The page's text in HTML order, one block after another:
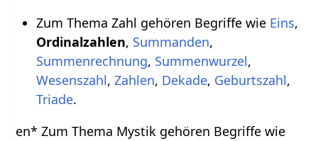
Zum Thema Zahl gehören Begriffe wie Eins,
Ordinalzahlen, Summanden,
Summenrechnung, Summenwurzel,
Wesenszahl, Zahlen, Dekade, Geburtszahl,
Triade.
en* Zum Thema Mystik gehören Begriffe wie